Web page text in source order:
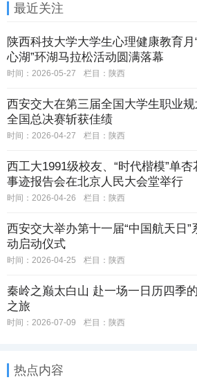
最近关注
陕西科技大学大学生心理健康教育月
心湖”环湖马拉松活动圆满落幕
时间：2026-05-27 栏目： 陕西
西安交大在第三届全国大学生职业
全国总决赛斩获佳绩
时间：2026-04-27 栏目： 陕西
西工大1991级校友、“时代楷模”单杏
事迹报告会在北京人民大会堂举行
时间：2026-04-26 栏目： 陕西
西安交大举办第十一届“中国航天日”
动启动仪式
时间：2026-04-25 栏目： 陕西
秦岭之巅太白山 赴一场一日历四季
之旅
时间：2026-07-09 栏目： 陕西
热点内容